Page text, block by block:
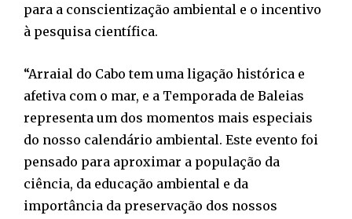
para a conscientização ambiental e o incentivo
à pesquisa científica.
“Arraial do Cabo tem uma ligação histórica e
afetiva com o mar, e a Temporada de Baleias
representa um dos momentos mais especiais
do nosso calendário ambiental. Este evento foi
pensado para aproximar a população da
ciência, da educação ambiental e da
importância da preservação dos nossos